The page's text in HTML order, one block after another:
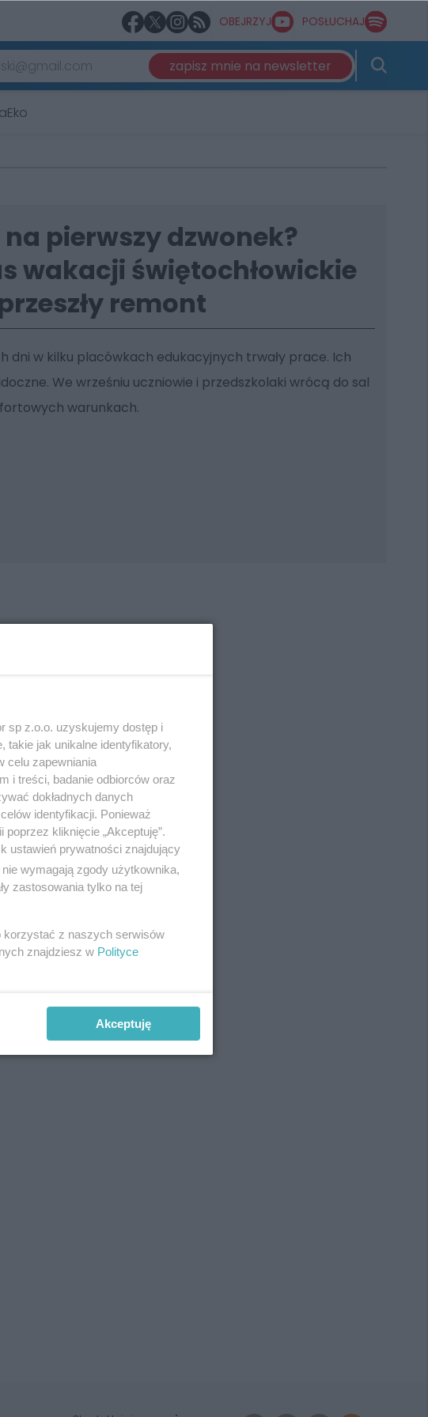
OBEJRZYJ POSŁUCHAJ
zapisz mnie na newsletter
Eko
pierwszy dzwonek?
wakacji świętochłowickie
remont
dni w kilku placówkach edukacyjnych trwały prace. Ich
We wrześniu uczniowie i przedszkolaki wrócą do sal
warunkach.
REKLAMA
sp z.o.o. uzyskujemy dostęp i
takie jak unikalne identyfikatory,
celu zapewniania
i treści, badanie odbiorców oraz
dokładnych danych
identyfikacji. Ponieważ
kliknięcie „Akceptuję”.
ustawień prywatności znajdujący
wymagają zgody użytkownika,
zastosowania tylko na tej
korzystać z naszych serwisów
znajdziesz w Polityce
Akceptuję